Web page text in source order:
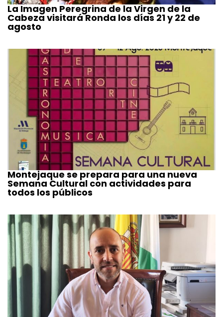
La Imagen Peregrina de la Virgen de la
Cabeza visitará Ronda los días 21 y 22 de
agosto
Montejaque se prepara para una nueva
Semana Cultural con actividades para
todos los públicos